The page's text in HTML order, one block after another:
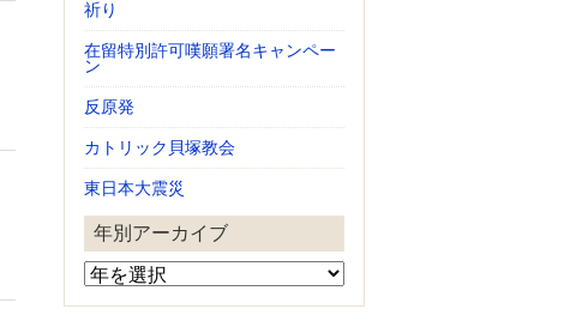
祈り
在留特別許可嘆願署名キャンペー
ン
反原発
カトリック貝塚教会
東日本大震災
年別アーカイブ